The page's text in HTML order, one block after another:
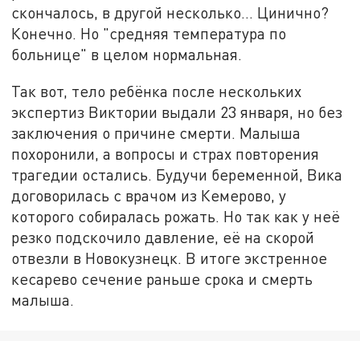
скончалось, в другой несколько... Цинично?
Конечно. Но "средняя температура по
больнице" в целом нормальная.
Так вот, тело ребёнка после нескольких
экспертиз Виктории выдали 23 января, но без
заключения о причине смерти. Малыша
похоронили, а вопросы и страх повторения
трагедии остались. Будучи беременной, Вика
договорилась с врачом из Кемерово, у
которого собиралась рожать. Но так как у неё
резко подскочило давление, её на скорой
отвезли в Новокузнецк. В итоге экстренное
кесарево сечение раньше срока и смерть
малыша.